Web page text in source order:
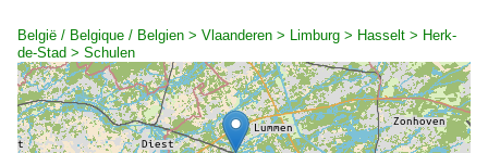
België / Belgique / Belgien > Vlaanderen > Limburg > Hasselt > Herk-
de-Stad > Schulen